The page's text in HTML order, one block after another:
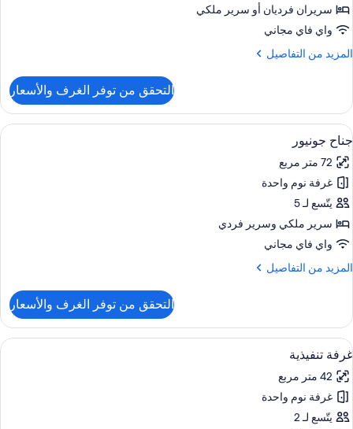
سريران فرديان‫‬ أو سرير ملكي
واي فاي مجاني
المزيد من التفاصيل
المزيد
غرفة
عادية
التحقق من توفر الغرف والأسعار
استعراض
جميع
صور
جناح
جونيور
8
جناح جونيور
72 متر مربع
غرفة نوم واحدة
يتّسع لـ 5
سرير ملكي‫‬ وسرير فردي
واي فاي مجاني
المزيد من التفاصيل
المزيد
جناح
جونيور
التحقق من توفر الغرف والأسعار
استعراض
جميع
صور
غرفة
تنفيذية
4
غرفة تنفيذية
42 متر مربع
غرفة نوم واحدة
يتّسع لـ 2